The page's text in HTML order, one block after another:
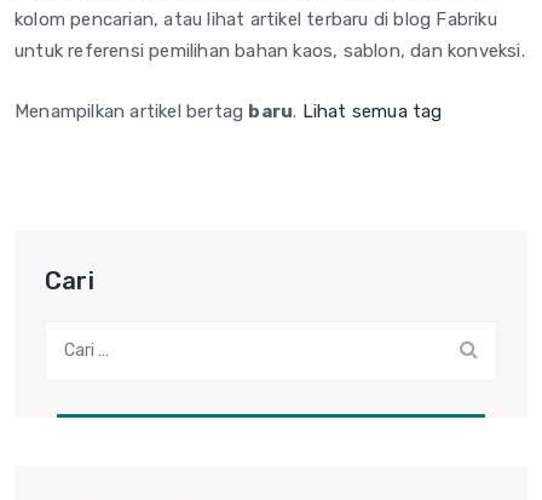
kolom pencarian, atau lihat artikel terbaru di blog Fabriku
untuk referensi pemilihan bahan kaos, sablon, dan konveksi.
Menampilkan artikel bertag baru. Lihat semua tag
Cari